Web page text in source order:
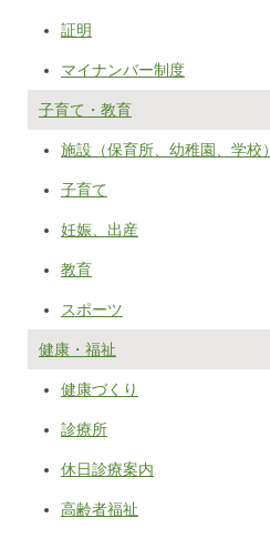
証明
マイナンバー制度
子育て・教育
施設（保育所、幼稚園、学校）
子育て
妊娠、出産
教育
スポーツ
健康・福祉
健康づくり
診療所
休日診療案内
高齢者福祉